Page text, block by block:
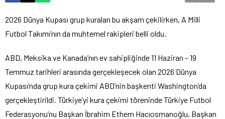
2026 Dünya Kupası grup kuraları bu akşam çekilirken, A Milli
Futbol Takımı’nın da muhtemel rakipleri belli oldu.
ABD, Meksika ve Kanada’nın ev sahipliğinde 11 Haziran – 19
Temmuz tarihleri arasında gerçekleşecek olan 2026 Dünya
Kupası’nda grup kura çekimi ABD’nin başkenti Washington’da
gerçekleştirildi. Türkiye’yi kura çekimi töreninde Türkiye Futbol
Federasyonu’nu Başkan İbrahim Ethem Hacıosmanoğlu, Başkan